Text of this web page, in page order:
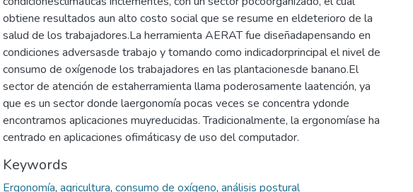
obtiene resultados aun alto costo social que se resume en eldeterioro de la
salud de los trabajadores.La herramienta AERAT fue diseñadapensando en
condiciones adversasde trabajo y tomando como indicadorprincipal el nivel de
consumo de oxígenode los trabajadores en las plantacionesde banano.El
sector de atención de estaherramienta llama poderosamente laatención, ya
que es un sector donde laergonomía pocas veces se concentra ydonde
encontramos aplicaciones muyreducidas. Tradicionalmente, la ergonomíase ha
centrado en aplicaciones ofimáticasy de uso del computador.
Keywords
Ergonomía, agricultura, consumo de oxígeno, análisis postural